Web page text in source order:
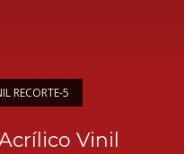
RECORTE-5
Vinil